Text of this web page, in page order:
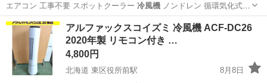
エアコン 工事不要 スポットクーラー 冷風機ノンドレン 循環気化式
キャスター付…
北海道 札幌市 季節、空調家電
アルファックスコイズミ 冷風機 ACF-DC26
2020年製 リモコン付き …
4,800円
北海道 東区役所前駅
8月8日